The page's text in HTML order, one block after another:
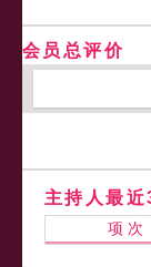
会员总评价
主持人最
项 次